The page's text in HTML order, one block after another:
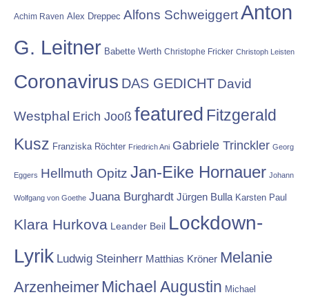
Achim Raven Alex Dreppec Alfons SchweiggertAnton
G. Leitner Babette Werth Christophe Fricker Christoph Leisten
Coronavirus DAS GEDICHT David
Westphal Erich Jooß featured Fitzgerald
Kusz Franziska Röchter Friedrich Ani Gabriele Trinckler Georg
Eggers Hellmuth Opitz Jan-Eike Hornauer Johann
Wolfgang von Goethe Juana Burghardt Jürgen Bulla Karsten Paul
Klara Hurkova Leander Beil Lockdown-
Lyrik Ludwig Steinherr Matthias Kröner Melanie
Arzenheimer Michael Augustin Michael